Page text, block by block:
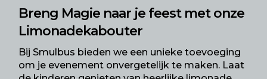
Breng Magie naar je feest met onze
Limonadekabouter
Bij Smulbus bieden we een unieke toevoeging
om je evenement onvergetelijk te maken. Laat